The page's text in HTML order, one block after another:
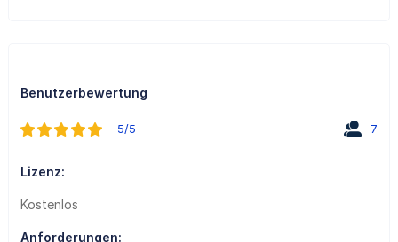
Benutzerbewertung
5/5 7
Lizenz:
Kostenlos
Anforderungen: